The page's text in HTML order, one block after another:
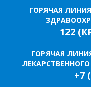
ГОРЯЧАЯ
122
ГОРЯЧАЯ
+7
ОБРАТНАЯ
ФАКТАХ
К СЛУЖЕБНОМУ
ИНФОРМАЦИЯ